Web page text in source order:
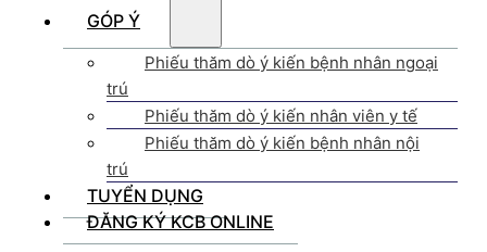
GÓP Ý
Phiếu thăm dò ý kiến bệnh nhân ngoại
trú
Phiếu thăm dò ý kiến nhân viên y tế
Phiếu thăm dò ý kiến bệnh nhân nội
trú
TUYỂN DỤNG
ĐĂNG KÝ KCB ONLINE